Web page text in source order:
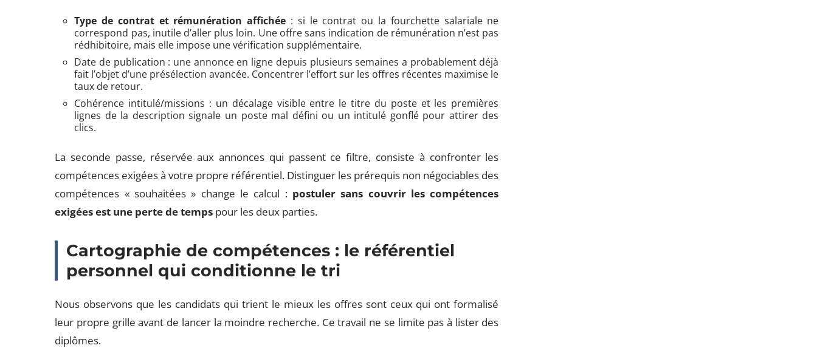
Type de contrat et rémunération affichée : si le contrat ou la fourchette salariale ne
correspond pas, inutile d’aller plus loin. Une offre sans indication de rémunération n’est pas
rédhibitoire, mais elle impose une vérification supplémentaire.
Date de publication : une annonce en ligne depuis plusieurs semaines a probablement déjà
fait l’objet d’une présélection avancée. Concentrer l’effort sur les offres récentes maximise le
taux de retour.
Cohérence intitulé/missions : un décalage visible entre le titre du poste et les premières
lignes de la description signale un poste mal défini ou un intitulé gonflé pour attirer des
clics.
La seconde passe, réservée aux annonces qui passent ce filtre, consiste à confronter les
compétences exigées à votre propre référentiel. Distinguer les prérequis non négociables des
compétences « souhaitées » change le calcul : postuler sans couvrir les compétences
exigées est une perte de temps pour les deux parties.
Cartographie de compétences : le référentiel
personnel qui conditionne le tri
Nous observons que les candidats qui trient le mieux les offres sont ceux qui ont formalisé
leur propre grille avant de lancer la moindre recherche. Ce travail ne se limite pas à lister des
diplômes.